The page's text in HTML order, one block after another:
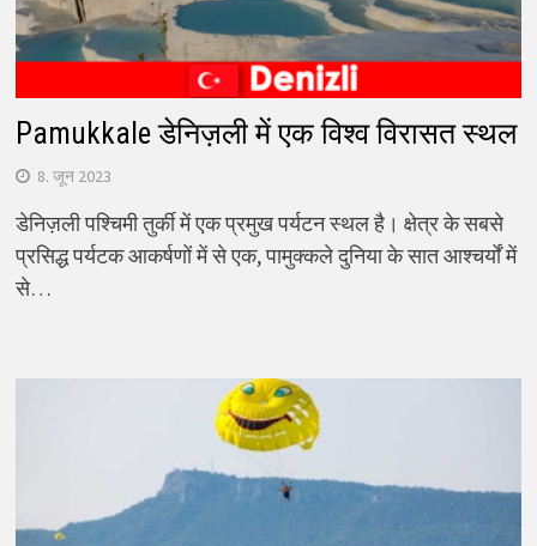
Pamukkale डेनिज़ली में एक विश्व विरासत स्थल
8. जून 2023
डेनिज़ली पश्चिमी तुर्की में एक प्रमुख पर्यटन स्थल है। क्षेत्र के सबसे
प्रसिद्ध पर्यटक आकर्षणों में से एक, पामुक्कले दुनिया के सात आश्चर्यों में
से…